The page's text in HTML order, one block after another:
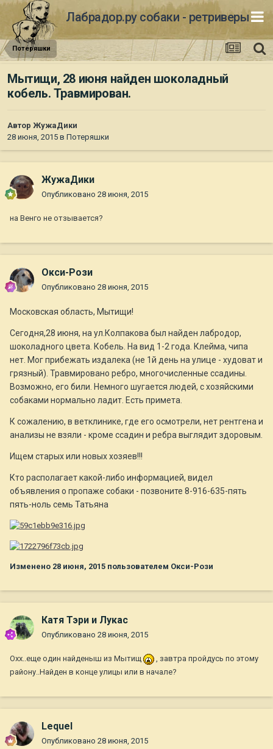
Лабрадор.ру собаки - ретриверы
Потеряшки
Мытищи, 28 июня найден шоколадный
кобель. Травмирован.
Автор ЖужаДики
28 июня, 2015 в Потеряшки
ЖужаДики
Опубликовано 28 июня, 2015
на Венго не отзывается?
Окси-Рози
Опубликовано 28 июня, 2015
Московская область, Мытищи!
Сегодня,28 июня, на ул.Колпакова был найден лабродор,
шоколадного цвета. Кобель. На вид 1-2 года. Клейма, чипа
нет. Мог прибежать издалека (не 1й день на улице - худоват и
грязный). Травмировано ребро, многочисленные ссадины.
Возможно, его били. Немного шугается людей, с хозяйскими
собаками нормально ладит. Есть примета.
К сожалению, в ветклинике, где его осмотрели, нет рентгена и
анализы не взяли - кроме ссадин и ребра выглядит здоровым.
Ищем старых или новых хозяев!!!
Кто располагает какой-либо информацией, видел
объявления о пропаже собаки - позвоните 8-916-635-пять
пять-ноль семь Татьяна
Изменено 28 июня, 2015 пользователем Окси-Рози
Катя Тэри и Лукас
Опубликовано 28 июня, 2015
Охх..еще один найденыш из Мытищ
, завтра пройдусь по этому
району..Найден в конце улицы или в начале?
Lequel
Опубликовано 28 июня, 2015